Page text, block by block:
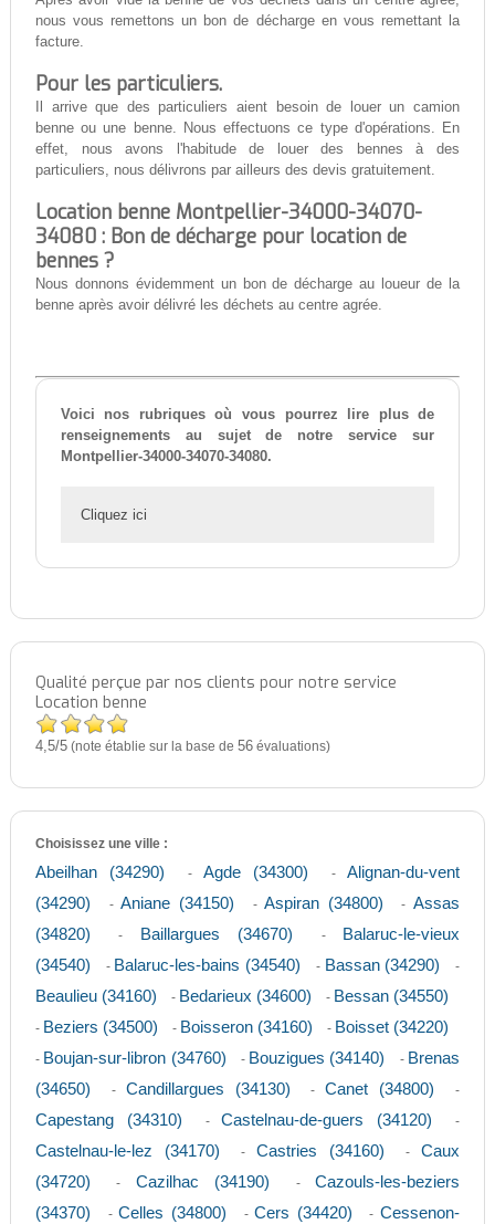
nous vous remettons un bon de décharge en vous remettant la
facture.
Pour les particuliers.
Il arrive que des particuliers aient besoin de louer un camion
benne ou une benne. Nous effectuons ce type d'opérations. En
effet, nous avons l'habitude de louer des bennes à des
particuliers, nous délivrons par ailleurs des devis gratuitement.
Location benne Montpellier-34000-34070-
34080 : Bon de décharge pour location de
bennes ?
Nous donnons évidemment un bon de décharge au loueur de la
benne après avoir délivré les déchets au centre agrée.
Voici nos rubriques où vous pourrez lire plus de
renseignements au sujet de notre service sur
Montpellier-34000-34070-34080.
Cliquez ici
Qualité perçue par nos clients pour notre service
Location benne
4,5/5(note établie sur la base de 56évaluations)
Choisissez une ville :
Abeilhan (34290) -Agde (34300) -Alignan-du-vent
(34290)
-Aniane (34150) -Aspiran (34800) -Assas
(34820)
- Baillargues (34670) -
Balaruc-le-vieux
(34540)
- Balaruc-les-bains (34540) - Bassan (34290) -
Beaulieu (34160) - Bedarieux (34600) - Bessan (34550)
- Beziers (34500) - Boisseron (34160) - Boisset (34220)
- Boujan-sur-libron (34760) - Bouzigues (34140) - Brenas
(34650)
- Candillargues (34130) -Canet (34800) -
Capestang (34310) -Castelnau-de-guers (34120) -
Castelnau-le-lez (34170) - Castries (34160) -Caux
(34720)
- Cazilhac (34190) -Cazouls-les-beziers
(34370)
-Celles (34800) -Cers (34420) -Cessenon-